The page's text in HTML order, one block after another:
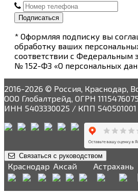
Подписаться
* Оформляя подписку вы
обработку ваших
соответствии с Федеральным
№ 152-ФЗ «О персональных
2016-2026 © Россия, Краснодар,
ООО Глобалтрейд, ОГРН
ИНН 5403330025 / КПП 540501001
Связаться с руководством
Краснодар Аксай Астрахань